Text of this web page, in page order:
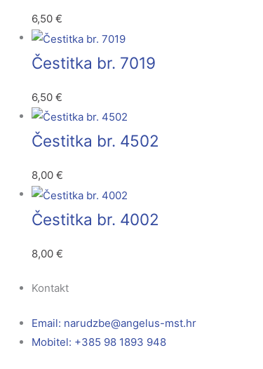
6,50 €
Čestitka br. 7019
6,50 €
Čestitka br. 4502
8,00 €
Čestitka br. 4002
8,00 €
Kontakt
Email: rh.tsm-sulegna
@ebzduran
Mobitel: +385 98 1893 948